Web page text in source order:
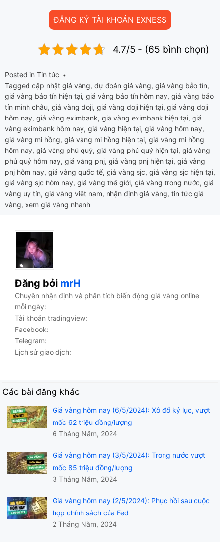
ĐĂNG KÝ TÀI KHOẢN EXNESS
4.7/5 - (65 bình chọn)
Posted in Tin tức
Tagged cập nhật giá vàng, dự đoán giá vàng, giá vàng bảo tín,
giá vàng bảo tín hiện tại, giá vàng bảo tín hôm nay, giá vàng bảo
tín minh châu, giá vàng doji, giá vàng doji hiện tại, giá vàng doji
hôm nay, giá vàng eximbank, giá vàng eximbank hiện tại, giá
vàng eximbank hôm nay, giá vàng hiện tại, giá vàng hôm nay,
giá vàng mi hồng, giá vàng mi hồng hiện tại, giá vàng mi hồng
hôm nay, giá vàng phú quý, giá vàng phú quý hiện tại, giá vàng
phú quý hôm nay, giá vàng pnj, giá vàng pnj hiện tại, giá vàng
pnj hôm nay, giá vàng quốc tế, giá vàng sjc, giá vàng sjc hiện tại,
giá vàng sjc hôm nay, giá vàng thế giới, giá vàng trong nước, giá
vàng uy tín, giá vàng việt nam, nhận định giá vàng, tin tức giá
vàng, xem giá vàng nhanh
Đăng bởi mrH
Chuyên nhận định và phân tích biến động giá vàng online
mỗi ngày:
Tài khoản tradingview:
Facebook:
Telegram:
Lịch sử giao dịch:
Các bài đăng khác
Giá vàng hôm nay (6/5/2024): Xô đổ kỷ lục, vượt
mốc 62 triệu đồng/lượng
6 Tháng Năm, 2024
Giá vàng hôm nay (3/5/2024): Trong nước vượt
mốc 85 triệu đồng/lượng
3 Tháng Năm, 2024
Giá vàng hôm nay (2/5/2024): Phục hồi sau cuộc
họp chính sách của Fed
2 Tháng Năm, 2024